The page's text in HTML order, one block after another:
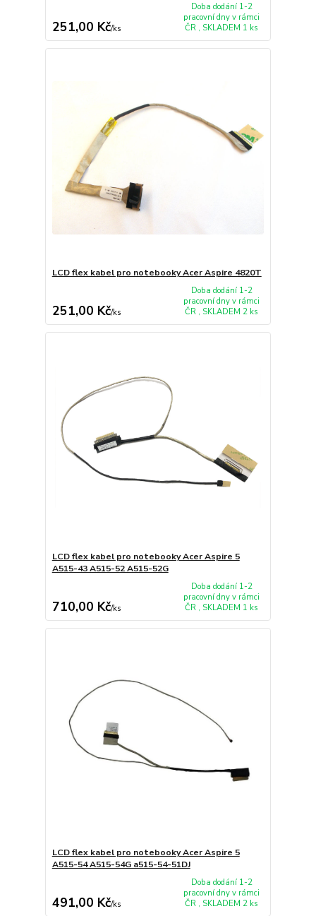
251,00 Kč/ks
Doba dodání 1-2
pracovní dny v rámci
ČR , SKLADEM 1 ks
LCD flex kabel pro notebooky Acer Aspire 4820T
251,00 Kč/ks
Doba dodání 1-2
pracovní dny v rámci
ČR , SKLADEM 2 ks
LCD flex kabel pro notebooky Acer Aspire 5
A515-43 A515-52 A515-52G
710,00 Kč/ks
Doba dodání 1-2
pracovní dny v rámci
ČR , SKLADEM 1 ks
LCD flex kabel pro notebooky Acer Aspire 5
A515-54 A515-54G a515-54-51DJ
491,00 Kč/ks
Doba dodání 1-2
pracovní dny v rámci
ČR , SKLADEM 2 ks